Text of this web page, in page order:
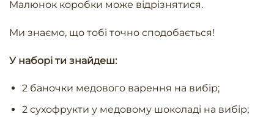
Малюнок коробки може відрізнятися.
Ми знаємо, що тобі точно сподобається!
У наборі ти знайдеш:
2 баночки медового варення на вибір;
2 сухофрукти у медовому шоколаді на вибір;